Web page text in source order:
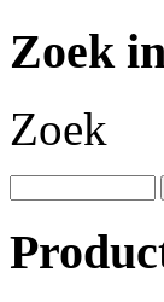
Zoek
Zoek